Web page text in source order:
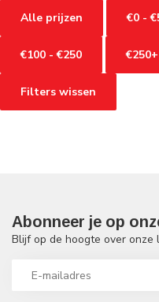
Alle prijzen €0 -
€100 - €250 €250+
Filters wissen
Abonneer je op
Blijf op de hoogte over onze